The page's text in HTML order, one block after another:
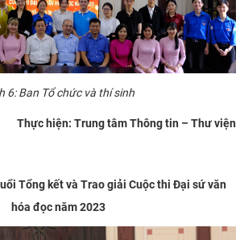
6: Ban Tổ chức và thí sinh
Thực hiện: Trung tâm Thông tin – Thư viện
Tổng kết và Trao giải Cuộc thi Đại sứ văn
hóa đọc năm 2023